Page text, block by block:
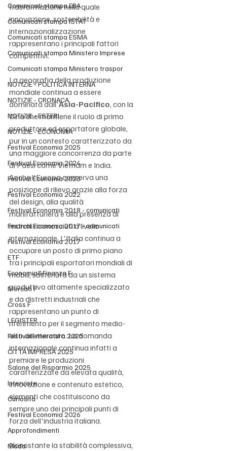
Comunicati stampa EBA
Comunicati stampa ISTAT
Comunicati stampa ESMA
Comunicati stampa Ministero Imprese
Comunicati stampa Ministero traspor
NOTIZIE - POLITICA INTERNA
NOTIZIE - CRONACA
NOTIZIE - ESTERI
NOTIZIE - ECONOMIA
Festival Economia 2025
Festival Economia 2024
Festival Economia 2023
Festival Economia 2022
Festival Economia 2018 - comunicati
Festival Economia 2017 - comunicati
Festival Economia 2017
ETF
Economia&Finanza F
Mercati F
Cross F
LEGISTER
Festivalletteratura 2025
CITTÀ IMPRESA 2025
Salone del Risparmio 2025
Interviste
Curiosità
Festival Economia 2026
Approfondimenti
Moda
trasformazione nella quale
innovazione, sostenibilità e
internazionalizzazione
rappresentano i principali fattori
competitivi.
La geografia della produzione
mondiale continua a essere
dominata dall'Asia-Pacifico, con la
Cina che mantiene il ruolo di primo
produttore ed esportatore globale,
pur in un contesto caratterizzato da
una maggiore concorrenza da parte
di Paesi come Vietnam e India.
Anche l'Europa conserva una
posizione di rilievo grazie alla forza
del design, alla qualità
manifatturiera e alla presenza di
marchi riconosciuti a livello
internazionale. L'Italia continua a
occupare un posto di primo piano
tra i principali esportatori mondiali di
mobili, sostenuta da un sistema
produttivo altamente specializzato
e da distretti industriali che
rappresentano un punto di
riferimento per il segmento medio-
alto del mercato. La domanda
internazionale continua infatti a
premiare le produzioni
caratterizzate da elevata qualità,
innovazione e contenuto estetico,
elementi che costituiscono da
sempre uno dei principali punti di
forza dell'industria italiana.
Nonostante la stabilità complessiva,